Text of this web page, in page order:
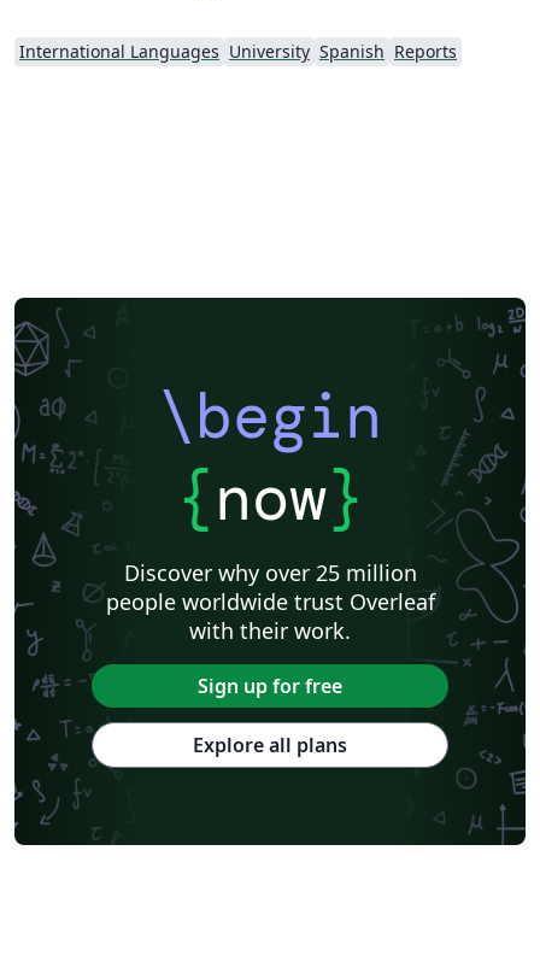
International Languages University Spanish Reports
\begin
{now}
Discover why over 25 million
people worldwide trust Overleaf
with their work.
Sign up for free
Explore all plans